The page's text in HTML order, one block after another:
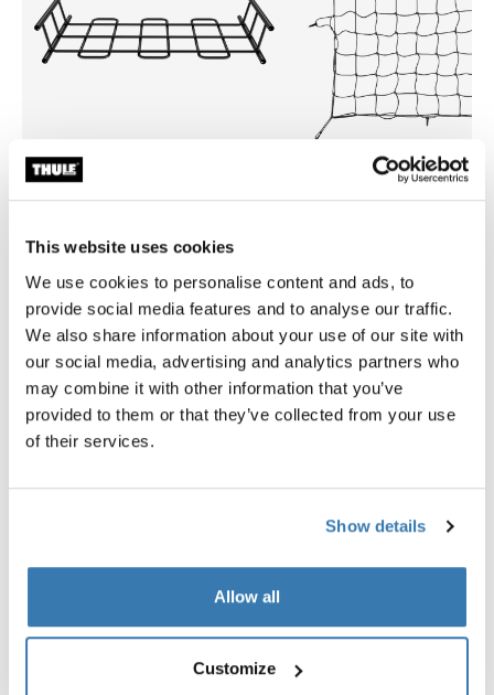
This website uses cookies
We use cookies to personalise content and ads, to
provide social media features and to analyse our traffic.
We also share information about your use of our site with
our social media, advertising and analytics partners who
may combine it with other information that you’ve
provided to them or that they’ve collected from your use
of their services.
Show details
Allow all
Customize
extensão para bagageiro de teto
R$ 859,00
Toggle features
Todos os recursos
Toggle guides and instructions
Instruções
Testados até o limite